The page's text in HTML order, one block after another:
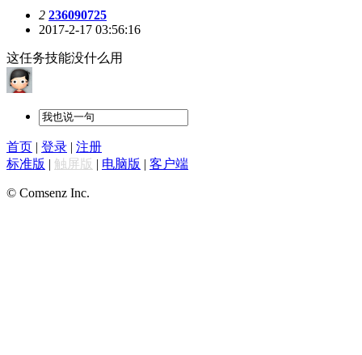
2 236090725
2017-2-17 03:56:16
这任务技能没什么用
首页 | 登录 | 注册
标准版 | 触屏版 | 电脑版 | 客户端
© Comsenz Inc.